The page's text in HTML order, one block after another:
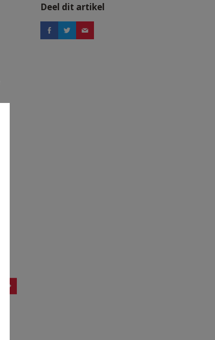
Deel dit artikel